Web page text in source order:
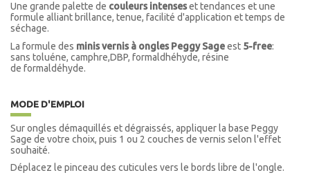
Une grande palette de couleurs intenseset tendances et une
formule alliant brillance, tenue, facilité d'application et temps de
séchage.
La formule des minis vernis à ongles Peggy Sageest 5-free:
sans toluéne, camphre,DBP, formaldhéhyde, résine
de formaldéhyde.
MODE D'EMPLOI
Sur ongles démaquillés et dégraissés, appliquer la base Peggy
Sage de votre choix, puis 1 ou 2 couches de vernis selon l'effet
souhaité.
Déplacez le pinceau des cuticules vers le bords libre de l'ongle.